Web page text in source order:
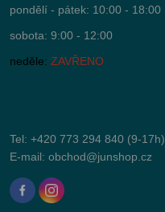
pondělí - pátek: 10:00 - 18:00
sobota: 9:00 - 12:00
neděle: ZAVŘENO
Tel: +420 773 294 840 (9-17h)
E-mail: obchod@junshop.cz